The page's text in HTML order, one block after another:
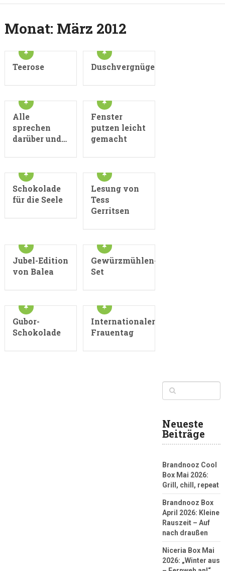
Monat: März 2012
Teerose Duschvergnügen
Alle
sprechen
darüber und…
Fenster
putzen leicht
gemacht
Schokolade
für die Seele
Lesung von
Tess
Gerritsen
Jubel-Edition
von Balea
Gewürzmühlen-
Set
Gubor-
Schokolade
Internationaler
Frauentag
Neueste
Beiträge
Brandnooz Cool
Box Mai 2026:
Grill, chill, repeat
Brandnooz Box
April 2026: Kleine
Rauszeit – Auf
nach draußen
Niceria Box Mai
2026: „Winter aus